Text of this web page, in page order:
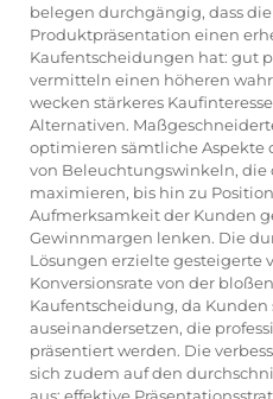
belegen durchgängig, dass
Produktpräsentation einen
Kaufentscheidungen hat: gut
vermitteln einen höheren
wecken stärkeres
Alternativen.
optimieren sämtliche Aspekte
von Beleuchtungswinkeln, die
maximieren, bis hin zu
Aufmerksamkeit der Kunden
Gewinnmargen lenken. Die
Lösungen erzielte gesteigerte
Konversionsrate von der
Kaufentscheidung, da
auseinandersetzen, die
präsentiert werden. Die
sich zudem auf den